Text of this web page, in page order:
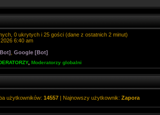
0 ukrytych i 25 gości (dane z ostatnich 2 minut)
6:40 am
Google [Bot]
, Moderatorzy globalni
użytkowników: 14557 | Najnowszy użytkownik: Zapora